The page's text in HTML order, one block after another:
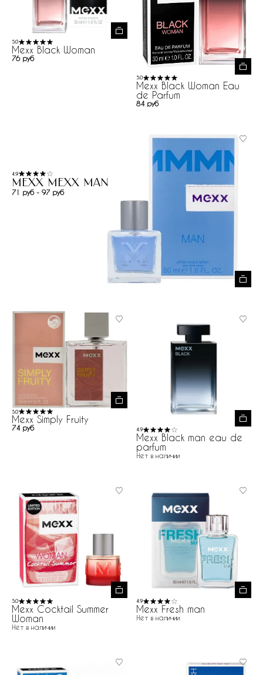
5.0
Mexx Black Woman
76 руб
5.0
Mexx Black Woman Eau
de Parfum
84 руб
4.9
Mexx Mexx Man
71 руб - 97 руб
5.0
Mexx Simply Fruity
74 руб 4.9
Mexx Black man eau de
parfum
Нет в наличии
5.0
Mexx Cocktail Summer
Woman
Нет в наличии
4.9
Mexx Fresh man
Нет в наличии